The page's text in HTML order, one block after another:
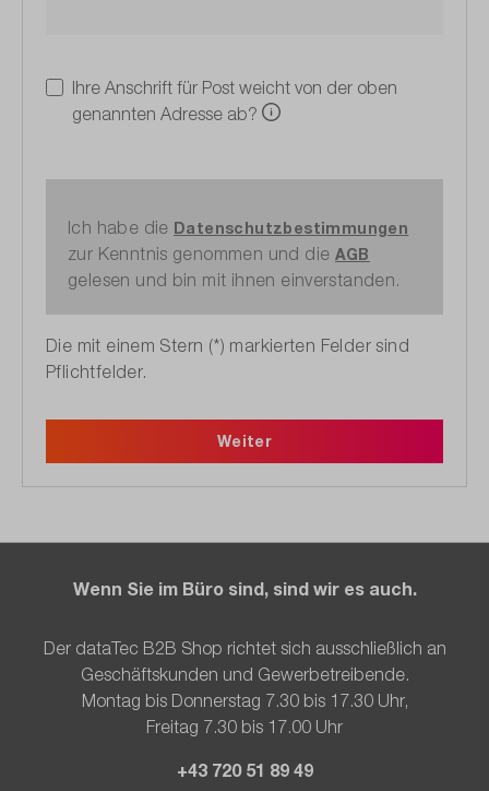
Ihre Anschrift für Post weicht von der oben
genannten Adresse ab?
Ich habe die Datenschutzbestimmungen
zur Kenntnis genommen und die AGB
gelesen und bin mit ihnen einverstanden.
Die mit einem Stern (*) markierten Felder sind
Pflichtfelder.
Weiter
Wenn Sie im Büro sind, sind wir es auch.
Der dataTec B2B Shop richtet sich ausschließlich an
Geschäftskunden und Gewerbetreibende.
Montag bis Donnerstag 7.30 bis 17.30 Uhr,
Freitag 7.30 bis 17.00 Uhr
+43 720 51 89 49